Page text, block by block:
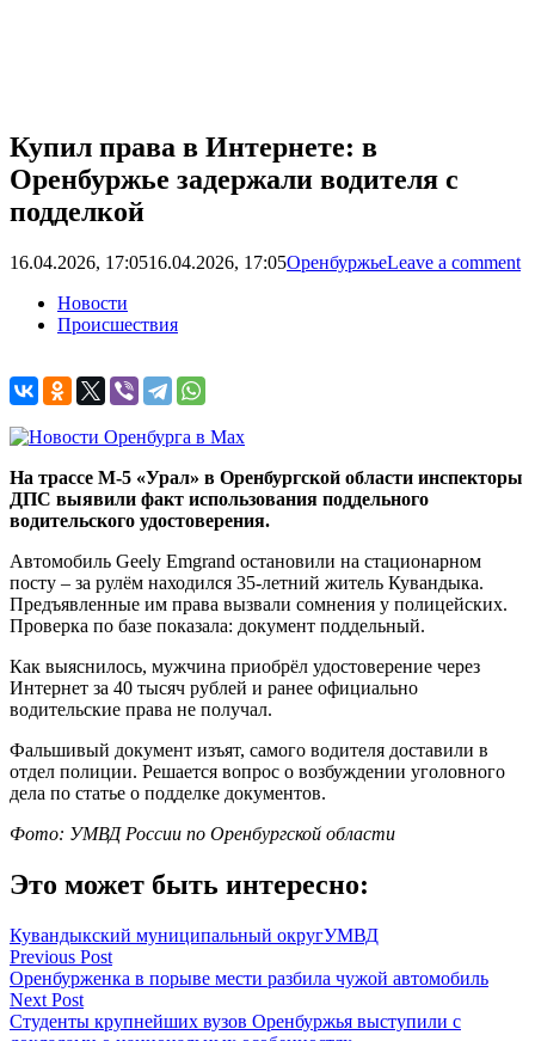
Купил права в Интернете: в
Оренбуржье задержали водителя с
подделкой
16.04.2026, 17:0516.04.2026, 17:05ОренбуржьеLeave a comment
Новости
Происшествия
На трассе М-5 «Урал» в Оренбургской области инспекторы
ДПС выявили факт использования поддельного
водительского удостоверения.
Автомобиль Geely Emgrand остановили на стационарном
посту – за рулём находился 35-летний житель Кувандыка.
Предъявленные им права вызвали сомнения у полицейских.
Проверка по базе показала: документ поддельный.
Как выяснилось, мужчина приобрёл удостоверение через
Интернет за 40 тысяч рублей и ранее официально
водительские права не получал.
Фальшивый документ изъят, самого водителя доставили в
отдел полиции. Решается вопрос о возбуждении уголовного
дела по статье о подделке документов.
Фото: УМВД России по Оренбургской области
Это может быть интересно:
Кувандыкский муниципальный округУМВД
Навигация
по
записям
Previous Post
Оренбурженка в порыве мести разбила чужой автомобиль
Next Post
Студенты крупнейших вузов Оренбуржья выступили с